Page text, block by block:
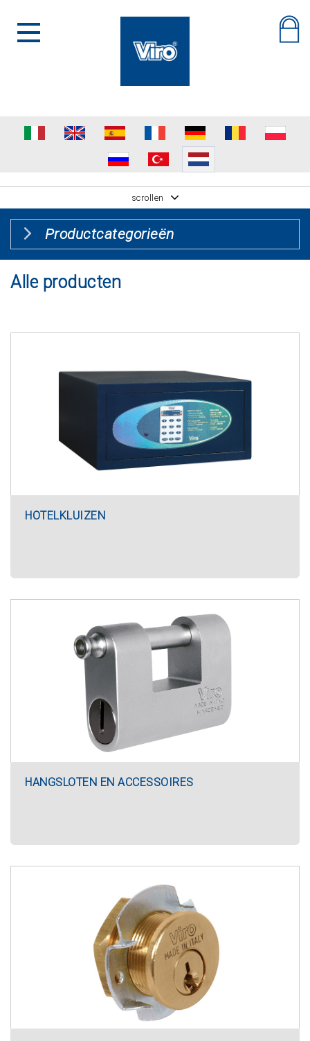
scrollen
Productcategorieën
Alle producten
HOTELKLUIZEN
HANGSLOTEN EN ACCESSOIRES